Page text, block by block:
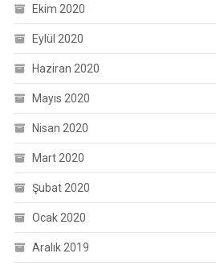
Ekim 2020
Eylül 2020
Haziran 2020
Mayıs 2020
Nisan 2020
Mart 2020
Şubat 2020
Ocak 2020
Aralık 2019